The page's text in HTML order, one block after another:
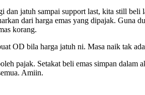
jatuh sampai support last, kita still
dari harga emas yang dipajak. Guna
korang.
OD bila harga jatuh ni. Masa naik tak
pajak. Setakat beli emas simpan
Amiin.